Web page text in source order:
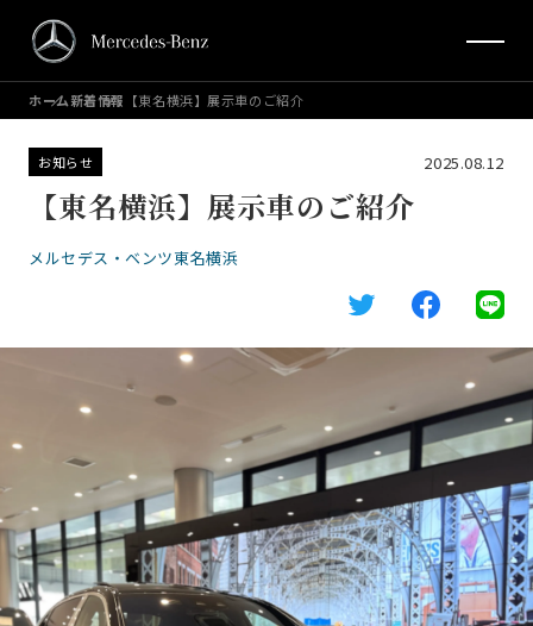
ホーム新着情報 【東名横浜】展示車のご紹介
お知らせ 2025.08.12
【東名横浜】展示車のご紹介
メルセデス・ベンツ東名横浜